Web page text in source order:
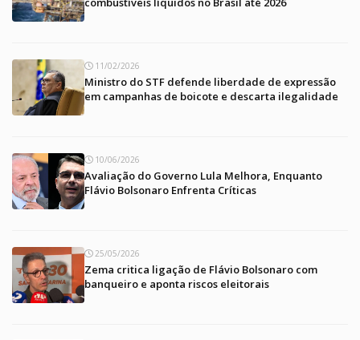
11/02/2026
Ministro do STF defende liberdade de expressão
em campanhas de boicote e descarta ilegalidade
10/06/2026
Avaliação do Governo Lula Melhora, Enquanto
Flávio Bolsonaro Enfrenta Críticas
25/05/2026
Zema critica ligação de Flávio Bolsonaro com
banqueiro e aponta riscos eleitorais